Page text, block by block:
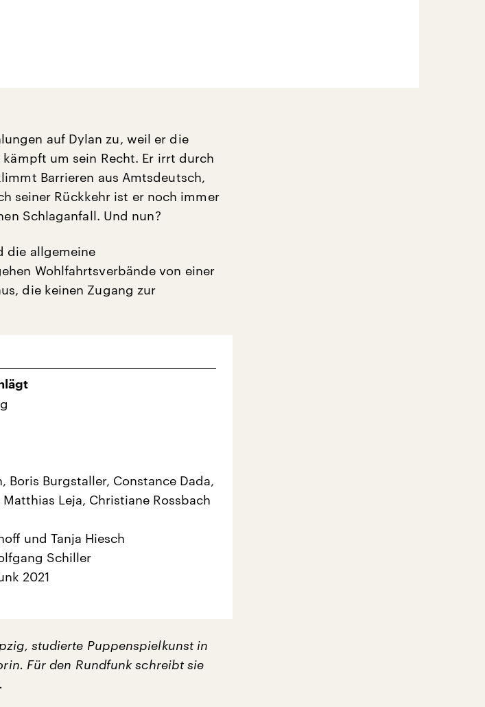
auf Dylan zu, weil er die
um sein Recht. Er irrt durch
Barrieren aus Amtsdeutsch,
seiner Rückkehr ist er noch immer
Schlaganfall. Und nun?
die allgemeine
Wohlfahrtsverbände von einer
die keinen Zugang zur
Boris Burgstaller, Constance Dada,
Leja, Christiane Rossbach
und Tanja Hiesch
Schiller
2021
studierte Puppenspielkunst in
Für den Rundfunk schreibt sie